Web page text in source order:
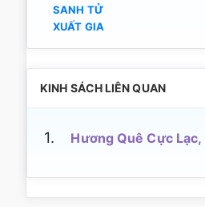
SANH TỬ
XUẤT GIA
KINH SÁCH LIÊN QUAN
1. Hương Quê Cực Lạc,